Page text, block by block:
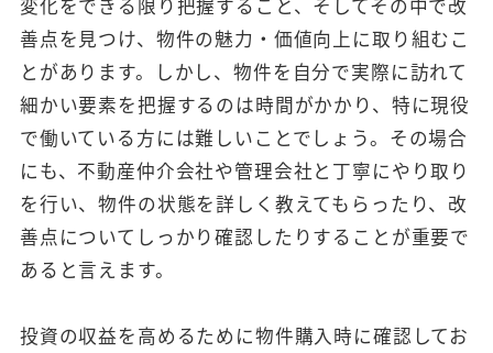
善点を見つけ、物件の魅力・価値向上に取り組むこ
とがあります。しかし、物件を自分で実際に訪れて
細かい要素を把握するのは時間がかかり、特に現役
で働いている方には難しいことでしょう。その場合
にも、不動産仲介会社や管理会社と丁寧にやり取り
を行い、物件の状態を詳しく教えてもらったり、改
善点についてしっかり確認したりすることが重要で
あると言えます。
投資の収益を高めるために物件購入時に確認してお